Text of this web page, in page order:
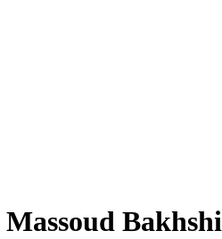
Massoud Bakhshi